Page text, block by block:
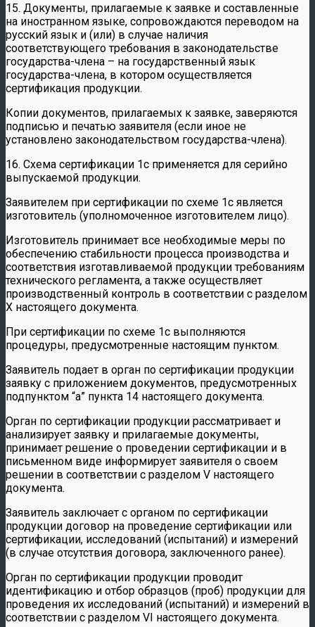
15. Документы, прилагаемые к заявке и составленные
на иностранном языке, сопровождаются переводом на
русский язык и (или) в случае наличия
соответствующего требования в законодательстве
государства-члена – на государственный язык
государства-члена, в котором осуществляется
сертификация продукции.
Копии документов, прилагаемых к заявке, заверяются
подписью и печатью заявителя (если иное не
установлено законодательством государства-члена).
16. Схема сертификации 1с применяется для серийно
выпускаемой продукции.
Заявителем при сертификации по схеме 1с является
изготовитель (уполномоченное изготовителем лицо).
Изготовитель принимает все необходимые меры по
обеспечению стабильности процесса производства и
соответствия изготавливаемой продукции требованиям
технического регламента, а также осуществляет
производственный контроль в соответствии с разделом
X настоящего документа.
При сертификации по схеме 1с выполняются
процедуры, предусмотренные настоящим пунктом.
Заявитель подает в орган по сертификации продукции
заявку с приложением документов, предусмотренных
подпунктом “а” пункта 14 настоящего документа.
Орган по сертификации продукции рассматривает и
анализирует заявку и прилагаемые документы,
принимает решение о проведении сертификации и в
письменном виде информирует заявителя о своем
решении в соответствии с разделом V настоящего
документа.
Заявитель заключает с органом по сертификации
продукции договор на проведение сертификации или
сертификации, исследований (испытаний) и измерений
(в случае отсутствия договора, заключенного ранее).
Орган по сертификации продукции проводит
идентификацию и отбор образцов (проб) продукции для
проведения их исследований (испытаний) и измерений в
соответствии с разделом VI настоящего документа.